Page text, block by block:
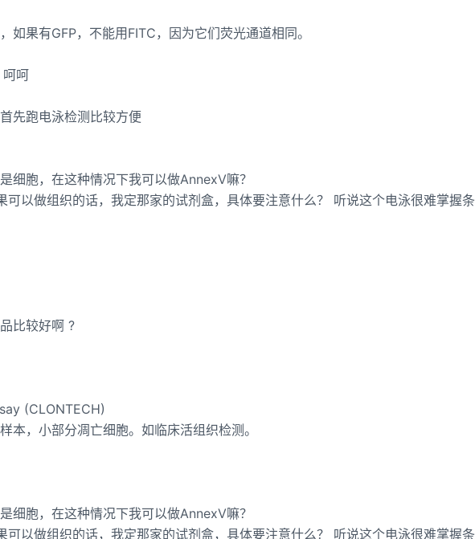
如果有GFP，不能用FITC，因为它们荧光通道相同。
呵呵
先跑电泳检测比较方便
细胞，在这种情况下我可以做AnnexV嘛？
以做组织的话，我定那家的试剂盒，具体要注意什么？ 听说这个电泳很难掌握条
比较好啊 ?
(CLONTECH)
本，小部分凋亡细胞。如临床活组织检测。
细胞，在这种情况下我可以做AnnexV嘛？
以做组织的话，我定那家的试剂盒，具体要注意什么？ 听说这个电泳很难掌握条